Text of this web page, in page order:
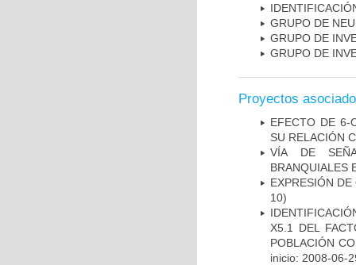
GRUPO DE
GRUPO DE
GRUPO DE
Proyectos
EFECTO DE 6-
SU RELACIÓN
VÍA DE
BRANQUIALES
EXPRESIÓN
10)
X5.1 DEL
POBLACIÓN
inicio: 2008-06-